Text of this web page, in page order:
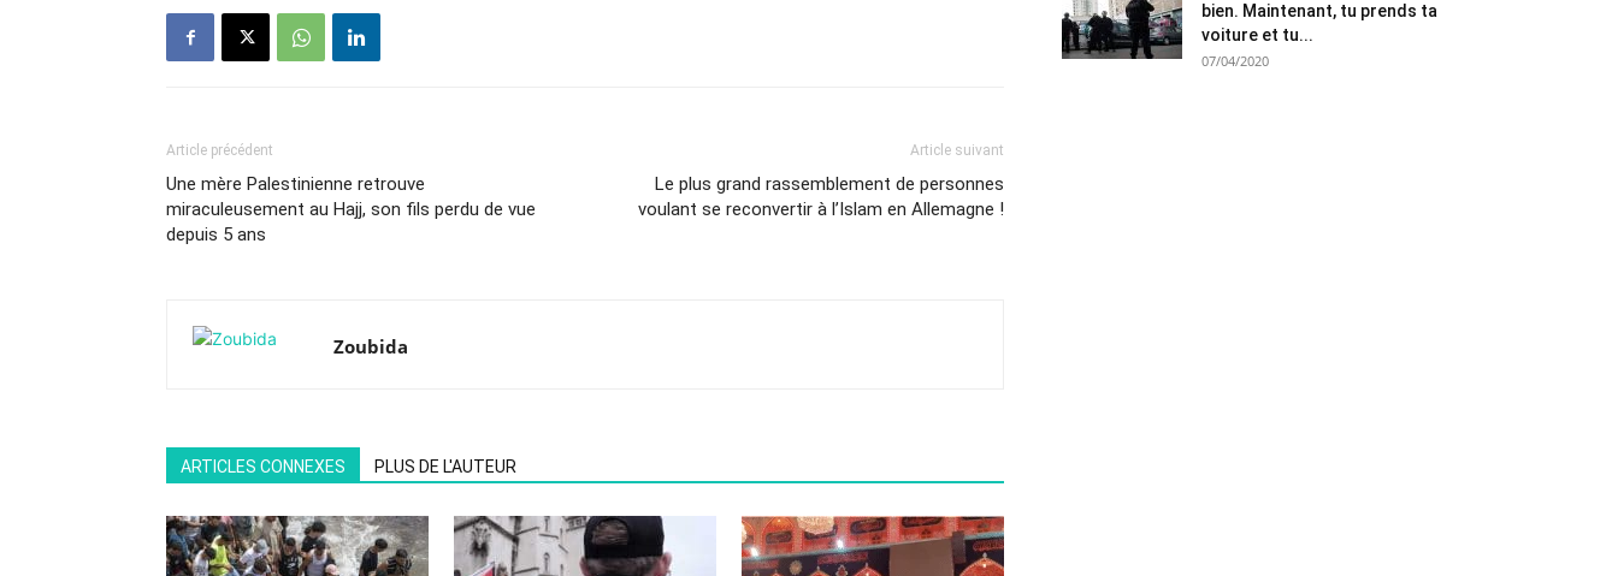
Article précédent
Une mère Palestinienne retrouve
miraculeusement au Hajj, son fils perdu de vue
depuis 5 ans
Article suivant
Le plus grand rassemblement de personnes
voulant se reconvertir à l’Islam en Allemagne !
Zoubida
ARTICLES CONNEXES PLUS DE L'AUTEUR
bien. Maintenant, tu prends ta
voiture et tu...
07/04/2020